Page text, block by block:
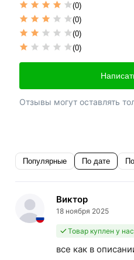
Популярные По дате
Виктор
18 ноября 2025
Товар куплен у нас
все как в
(0)
(0)
(0)
(0)
Отзывы могут оставлять